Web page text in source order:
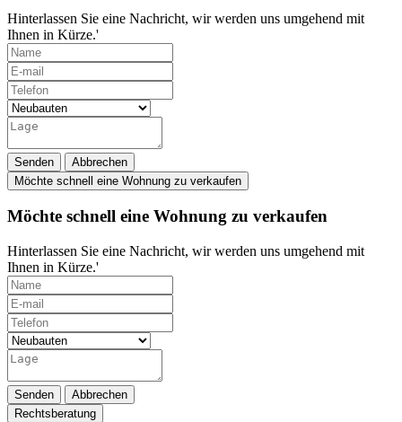
Hinterlassen Sie eine Nachricht, wir werden uns umgehend mit
Ihnen in Kürze.'
Senden
Abbrechen
Möchte schnell eine Wohnung zu verkaufen
Möchte schnell eine Wohnung zu verkaufen
Hinterlassen Sie eine Nachricht, wir werden uns umgehend mit
Ihnen in Kürze.'
Senden
Abbrechen
Rechtsberatung